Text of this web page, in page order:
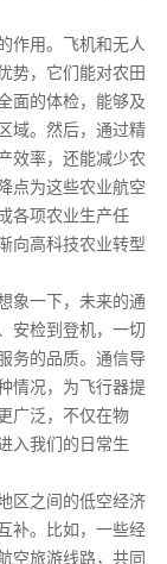
用。飞机和无人
势，它们能对农田
面的体检，能够及
域。然后，通过精
效率，还能减少农
点为这些农业航空
各项农业生产任
向高科技农业转型
一下，未来的通
安检到登机，一切
务的品质。通信导
情况，为飞行器提
广泛，不仅在物
入我们的日常生
之间的低空经济
补。比如，一些经
空旅游线路，共同